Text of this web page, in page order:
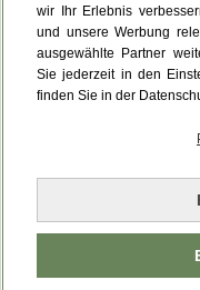
wir Ihr Erlebnis
und unsere Werbung
ausgewählte Partner
Sie jederzeit in den
finden Sie in der